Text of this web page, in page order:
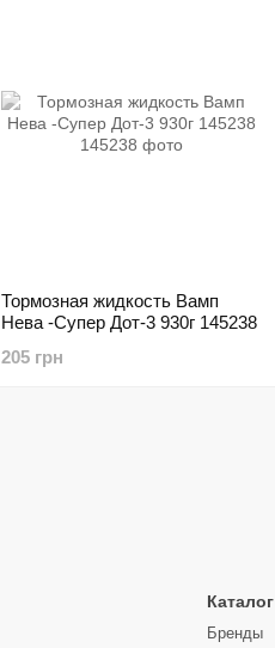
Тормозная жидкость Вамп
Нева -Супер Дот-3 930г 145238
205 грн
Каталог
Бренды